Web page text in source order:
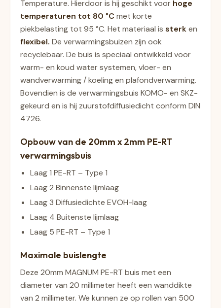
Temperature. Hierdoor is hij geschikt voor hoge
temperaturen tot 80 °C met korte
piekbelasting tot 95 °C. Het materiaal is sterken
flexibel. De verwarmingsbuizen zijn ook
recyclebaar. De buis is speciaal ontwikkeld voor
warm- en koud water systemen, vloer- en
wandverwarming / koeling en plafondverwarming.
Bovendien is de verwarmingsbuis KOMO- en SKZ-
gekeurd en is hij zuurstofdiffusiedicht conform DIN
4726.
Opbouw van de 20mm x 2mm PE-RT
verwarmingsbuis
Laag 1 PE-RT – Type 1
Laag 2 Binnenste lijmlaag
Laag 3 Diffusiedichte EVOH-laag
Laag 4 Buitenste lijmlaag
Laag 5 PE-RT – Type 1
Maximale buislengte
Deze 20mm MAGNUM PE-RT buis met een
diameter van 20 millimeter heeft een wanddikte
van 2 millimeter. We kunnen ze op rollen van 500